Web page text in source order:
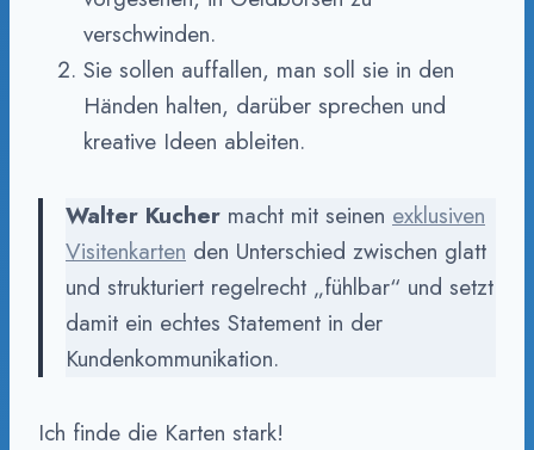
verschwinden.
Sie sollen auffallen, man soll sie in den
Händen halten, darüber sprechen und
kreative Ideen ableiten.
Walter Kucher macht mit seinen exklusiven
Visitenkarten den Unterschied zwischen glatt
und strukturiert regelrecht „fühlbar“ und setzt
damit ein echtes Statement in der
Kundenkommunikation.
Ich finde die Karten stark!